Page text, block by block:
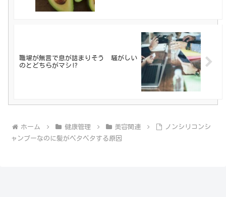
職場が無言で息が詰まりそう 騒がしい
のとどちらがマシ!?
ホーム 健康管理 美容関連
ノンシリコンシ
ャンプーなのに髪がベタベタする原因